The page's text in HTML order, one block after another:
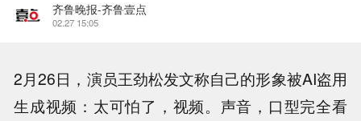
齐鲁晚报-齐鲁壹点
02.27 15:05
2月26日，演员王劲松发文称自己的形象被AI盗用
生成视频：太可怕了，视频。声音，口型完全看